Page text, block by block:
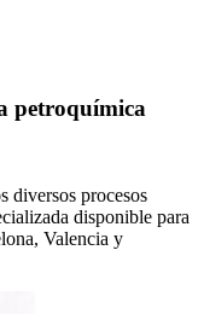
petroquímica
diversos procesos
disponible para
Valencia y